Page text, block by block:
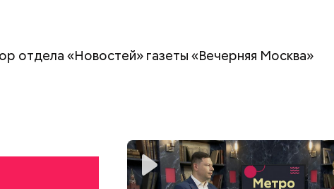
отдела «Новостей» газеты «Вечерняя Москва»